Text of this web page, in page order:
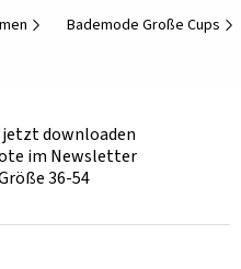
Bademode Große Cups
downloaden
im Newsletter
36-54